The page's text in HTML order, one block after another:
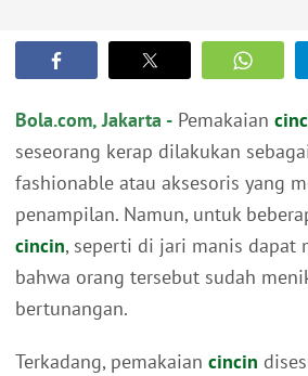
Bola.com, Jakarta - Pemakaian
seseorang kerap dilakukan
fashionable atau aksesoris yang
penampilan. Namun, untuk
cincin, seperti di jari manis dapat
bahwa orang tersebut sudah
bertunangan.
Terkadang, pemakaian cincin